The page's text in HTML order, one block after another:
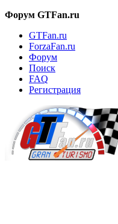
Форум GTFan.ru
GTFan.ru
ForzaFan.ru
Форум
Поиск
FAQ
Регистрация